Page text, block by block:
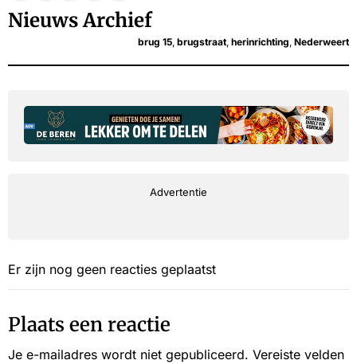
Nieuws Archief
brug 15, brugstraat, herinrichting, Nederweert
Advertentie
Er zijn nog geen reacties geplaatst
Plaats een reactie
Je e-mailadres wordt niet gepubliceerd. Vereiste velden